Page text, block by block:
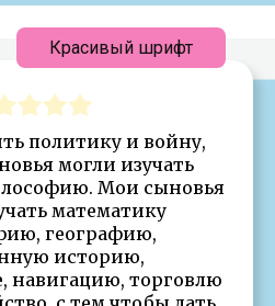
политику и войну,
могли изучать
Мои сыновья
математику
географию,
историю,
навигацию, торговлю
Красивый шрифт